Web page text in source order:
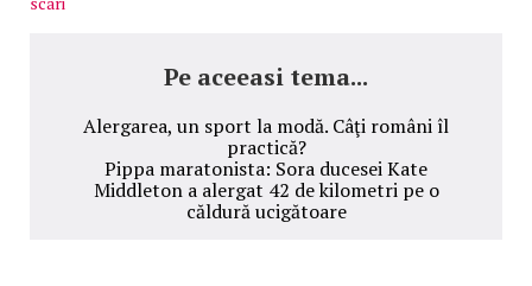
Pe aceeasi tema...
Alergarea, un sport la modă. Câţi români îl
practică?
Pippa maratonista: Sora ducesei Kate
Middleton a alergat 42 de kilometri pe o
căldură ucigătoare